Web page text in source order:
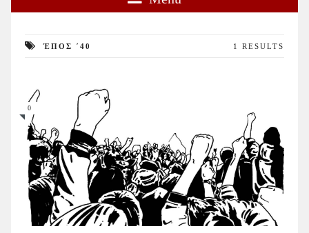
ΈΠΟΣ ΄40 1 RESULTS
0